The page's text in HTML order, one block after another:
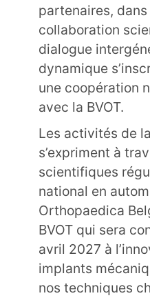
partenaires,
collaboration
dialogue
dynamique
une coopération
avec la BVOT.
Les activités de
s’expriment à
scientifiques
national en
Orthopaedica
BVOT qui sera
avril 2027 à
implants
nos techniques